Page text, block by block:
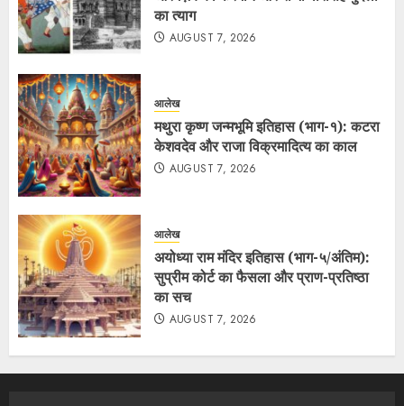
का त्याग
AUGUST 7, 2026
आलेख
मथुरा कृष्ण जन्मभूमि इतिहास (भाग-१): कटरा
केशवदेव और राजा विक्रमादित्य का काल
AUGUST 7, 2026
आलेख
अयोध्या राम मंदिर इतिहास (भाग-५/अंतिम):
सुप्रीम कोर्ट का फैसला और प्राण-प्रतिष्ठा
का सच
AUGUST 7, 2026